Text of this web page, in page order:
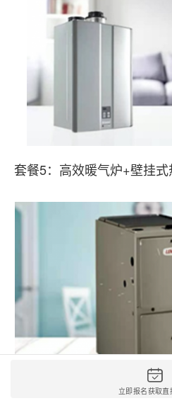
立即报名获取直
立即报名获取直
套餐5：高效暖气炉+壁挂
立即报名获取直
立即报名获取直